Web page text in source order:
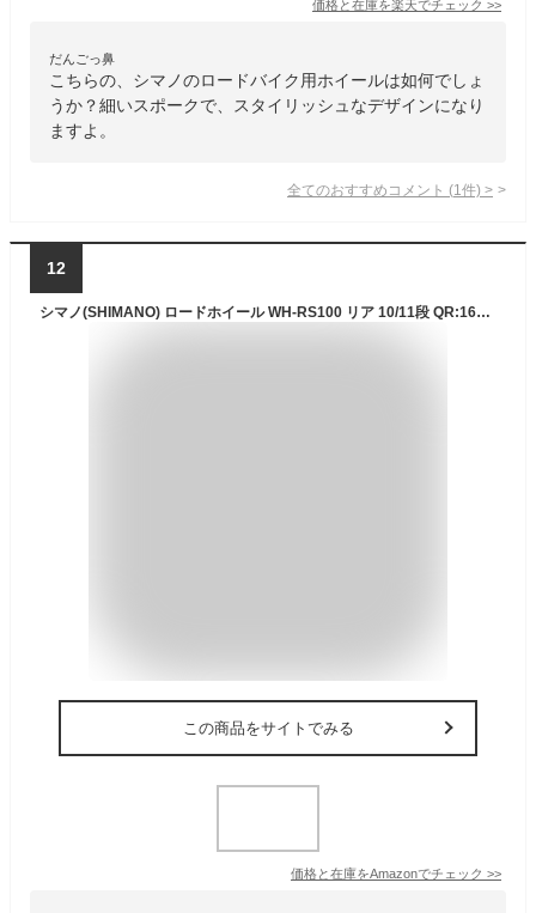
価格と在庫を楽天でチェック >>
だんごっ鼻
こちらの、シマノのロードバイク用ホイールは如何でしょ
うか？細いスポークで、スタイリッシュなデザインになり
ますよ。
全てのおすすめコメント (1 件) >
12
シマノ(SHIMANO) ロードホイール WH-RS100 リア 10/11段 QR:163mm 700C EWHRS100RCB
この商品をサイトでみる
価格と在庫をAmazonでチェック >>